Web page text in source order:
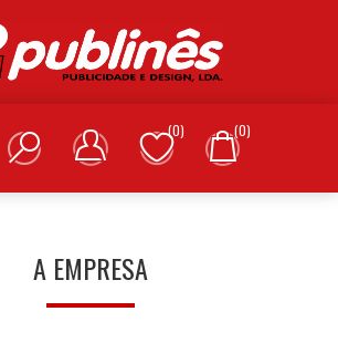
(0) (0)
A EMPRESA